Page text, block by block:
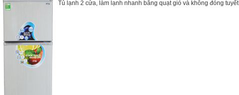
Tủ lạnh 2 cửa, làm lạnh nhanh bằng quạt gió và không đóng tuyết